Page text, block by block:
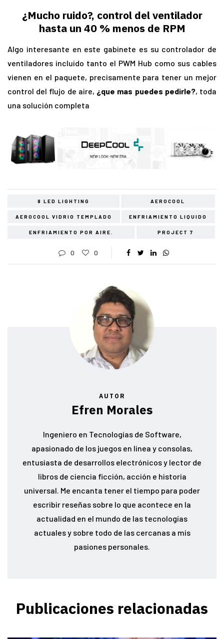
¿Mucho ruido?, control del ventilador
hasta un 40 % menos de RPM
Algo interesante en este gabinete es su controlador de
ventiladores incluido tanto el PWM Hub como sus cables
vienen en el paquete, precisamente para tener un mejor
control del flujo de aire, ¿que mas puedes pedirle?, toda
una solución completa
8 LED LIGHTING AEROCOOL
AEROCOOL VIDRIO TEMPLADO ENFRIAMIENTO LIQUIDO
ENFRIAMIENTO POR AIRE. PROJECT 7
0 0
AUTOR
Efren Morales
Ingeniero en Tecnologías de Software,
apasionado de los juegos en linea y consolas,
entusiasta de desarrollos electrónicos y lector de
libros de ciencia ficción, acción e historia
universal. Me encanta tener el tiempo para poder
escribir reseñas sobre lo que acontece en la
actualidad en el mundo de las tecnologías
actuales y sobre todo de las cercanas a mis
pasiones personales.
Publicaciones relacionadas